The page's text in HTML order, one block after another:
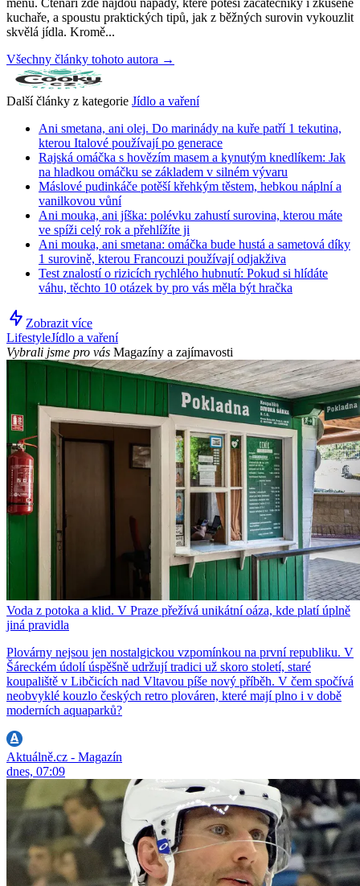
menu. Čtenáři zde najdou nápady, které potěší začátečníky i zkušené
kuchaře, a spoustu praktických tipů, jak z běžných surovin vykouzlit
skvělá jídla. Kromě...
Všechny články tohoto autora →
Další články z kategorie Jídlo a vaření
Ani smetana, ani olej. Do marinády na kuře patří 1 tekutina,
kterou Italové používají po generace
Rajská omáčka s hovězím masem a kynutým knedlíkem: Jak
na hladkou omáčku se základem v silném vývaru
Máslové pudinkáče potěší křehkým těstem, hebkou náplní a
vanilkovou vůní
Ani mouka, ani jíška: polévku zahustí surovina, kterou máte
ve spíži celý rok a přehlížíte ji
Ani mouka, ani smetana: omáčka bude hustá a sametová díky
1 surovině, kterou Francouzi používají odjakživa
Test znalostí o rizicích rychlého hubnutí: Pokud si hlídáte
váhu, těchto 10 otázek by pro vás měla být hračka
Zobrazit více
LifestyleJídlo a vaření
Vybrali jsme pro vás Magazíny a zajímavosti
Voda z potoka a klid. V Praze přežívá unikátní oáza, kde platí úplně
jiná pravidla
Plovárny nejsou jen nostalgickou vzpomínkou na první republiku. V
Šáreckém údolí úspěšně udržují tradici už skoro století, staré
koupaliště v Libčicích nad Vltavou píše nový příběh. V čem spočívá
neobvyklé kouzlo českých retro plováren, které mají plno i v době
moderních aquaparků?
Aktuálně.cz - Magazín
dnes, 07:09